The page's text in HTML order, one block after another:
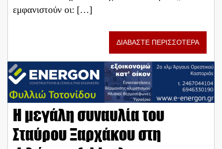
εμφανιστούν οι: […]
ΔΙΑΒΑΣΤΕ ΠΕΡΙΣΣΟΤΕΡΑ
Η μεγάλη συναυλία του
Σταύρου Ξαρχάκου στη